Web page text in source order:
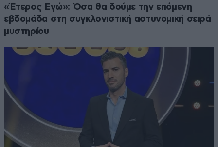
«Έτερος Εγώ»: Όσα θα δούμε την επόμενη
εβδομάδα στη συγκλονιστική αστυνομική σειρά
μυστηρίου